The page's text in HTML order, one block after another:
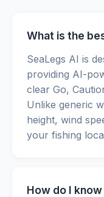
What is the
SeaLegs AI is
providing AI-
clear Go,
Unlike generic
height, wind
your fishing
How do I